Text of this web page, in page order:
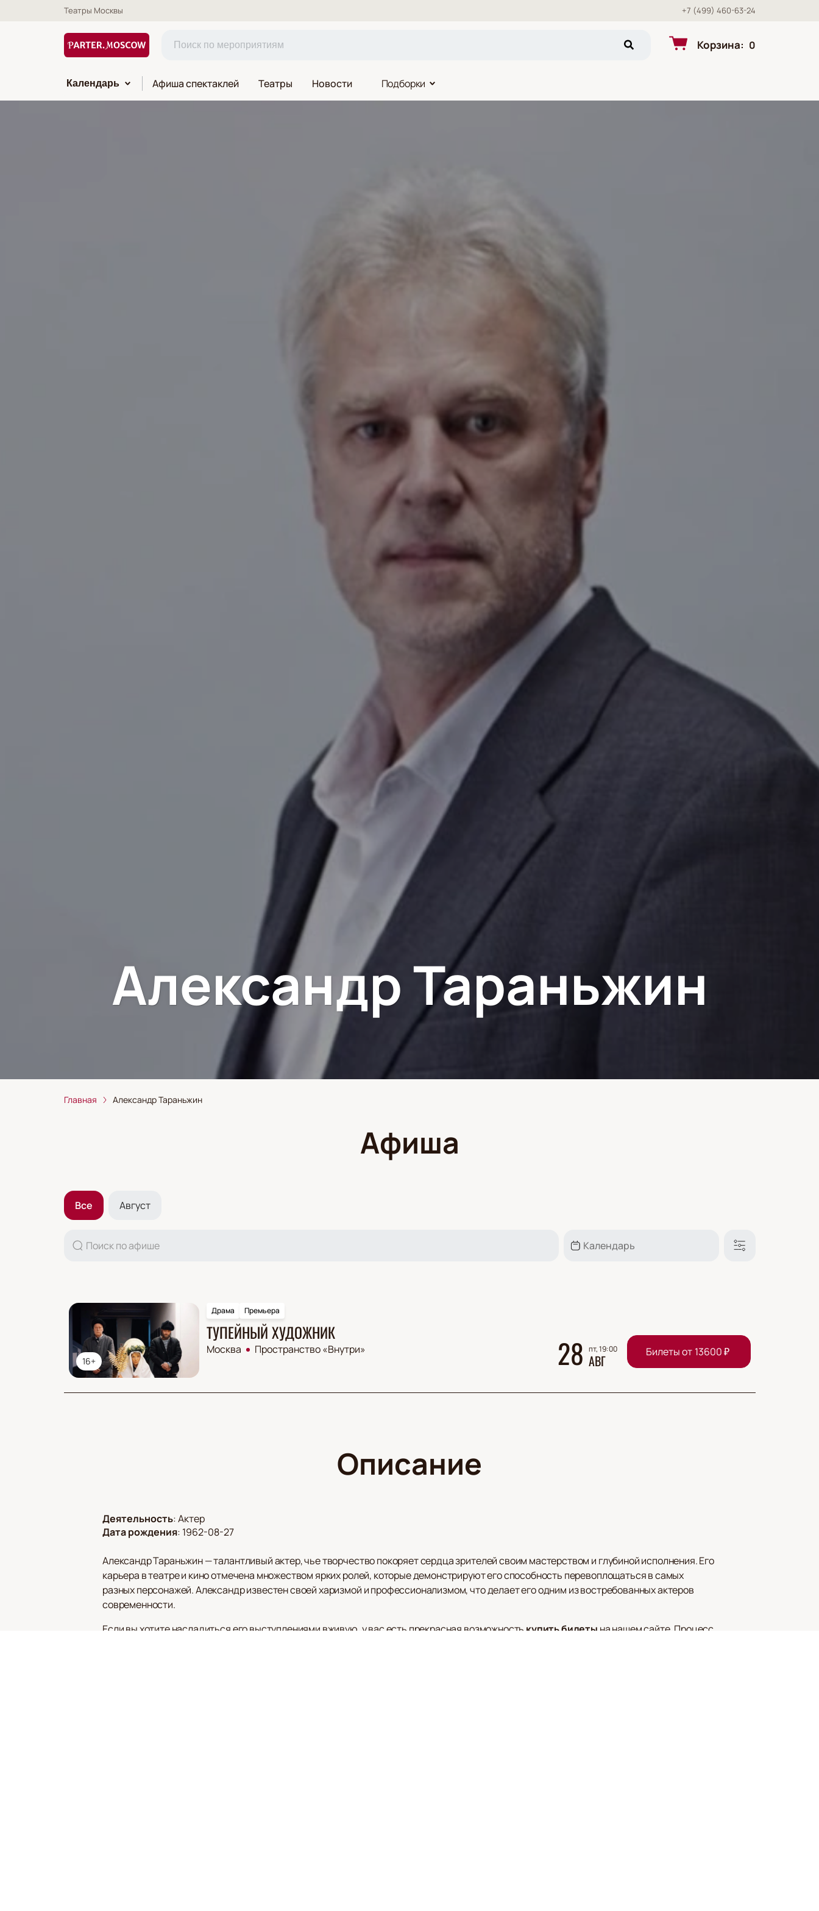
Театры Москвы +7 (499) 460-63-24
Корзина: 0
Календарь Афиша спектаклей Театры Новости Подборки
Александр Тараньжин
Главная Александр Тараньжин
Афиша
Все Август
16+
Драма Премьера
ТУПЕЙНЫЙ ХУДОЖНИК
Москва Пространство «Внутри» 28 пт, 19:00
АВГ Билеты от 13600₽
Описание
Деятельность:Актер
Дата рождения: 1962-08-27
Александр Тараньжин — талантливый актер, чье творчество покоряет сердца зрителей своим мастерством и глубиной исполнения. Его
карьера в театре и кино отмечена множеством ярких ролей, которые демонстрируют его способность перевоплощаться в самых
разных персонажей. Александр известен своей харизмой и профессионализмом, что делает его одним из востребованных актеров
современности.
Если вы хотите насладиться его выступлениями вживую, у вас есть прекрасная возможность купить билеты на нашем сайте. Процесс